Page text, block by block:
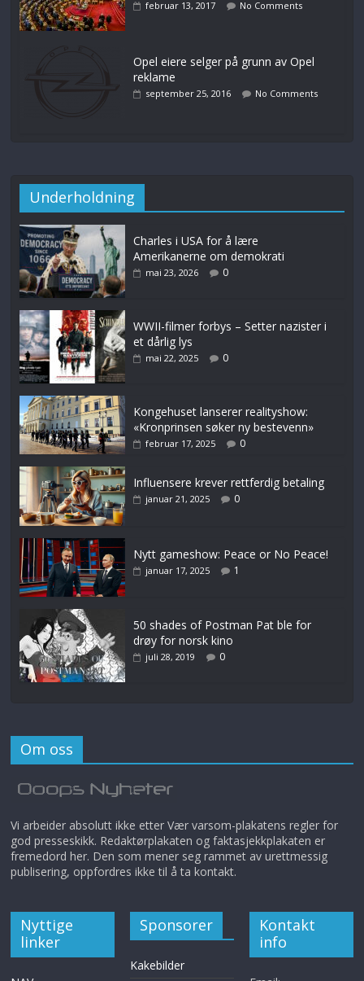
februar 13, 2017 No Comments
Opel eiere selger på grunn av Opel
reklame
september 25, 2016 No Comments
Underholdning
Charles i USA for å lære
Amerikanerne om demokrati
mai 23, 2026 0
WWII-filmer forbys – Setter nazister i
et dårlig lys
mai 22, 2025 0
Kongehuset lanserer realityshow:
«Kronprinsen søker ny bestevenn»
februar 17, 2025 0
Influensere krever rettferdig betaling
januar 21, 2025 0
Nytt gameshow: Peace or No Peace!
januar 17, 2025 1
50 shades of Postman Pat ble for
drøy for norsk kino
juli 28, 2019 0
Om oss
Vi arbeider absolutt ikke etter Vær varsom-plakatens regler for
god presseskikk. Redaktørplakaten og faktasjekkplakaten er
fremedord her. Den som mener seg rammet av urettmessig
publisering, oppfordres ikke til å ta kontakt.
Nyttige
linker
Sponsorer
Kakebilder
Kontakt
info